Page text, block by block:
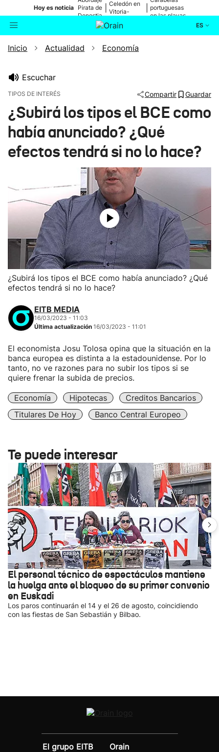
Hoy es noticia Pirata de
Donostia
Celedón en
Vitoria-
portuguesas
en las playas
ES
Buscador Actualidad
Ikusmiran
Eguraldia
Inicio Actualidad Economía
Escuchar
TIPOS DE INTERÉS Compartir Guardar
¿Subirá los tipos el BCE como
había anunciado? ¿Qué
efectos tendrá si no lo hace?
¿Subirá los tipos el BCE como había anunciado? ¿Qué
efectos tendrá si no lo hace?
EITB MEDIA
16/03/2023 - 11:03
Última actualización 16/03/2023 - 11:01
El economista Josu Tolosa opina que la situación en la
banca europea es distinta a la estadounidense. Por lo
tanto, no ve razones para no subir los tipos si se
quiere frenar la subida de precios.
Economía Hipotecas
Creditos Bancarios
Titulares De Hoy
Banco Central Europeo
Te puede interesar
El personal técnico de espectáculos mantiene
la huelga ante el bloqueo de su primer convenio
en Euskadi
Los paros continuarán el 14 y el 26 de agosto, coincidiendo
con las fiestas de San Sebastián y Bilbao.
El grupo EITB
Orain